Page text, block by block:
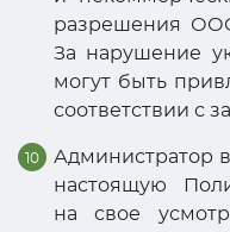
разрешения
За нарушение
могут быть
соответствии с
Администратор
настоящую
на свое